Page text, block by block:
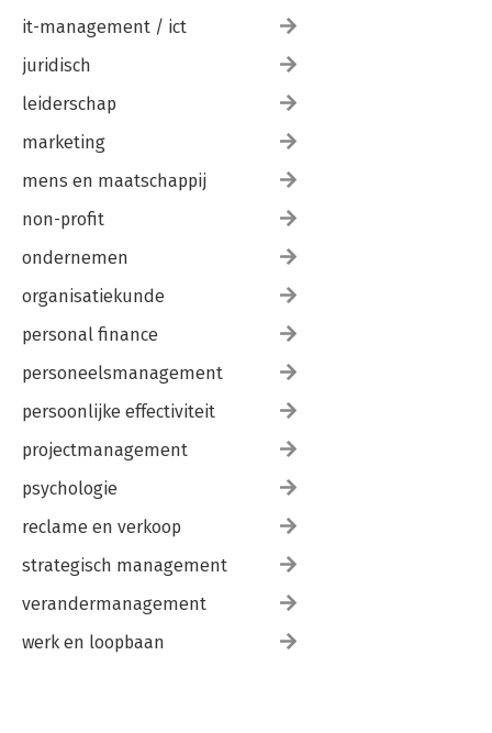
it-management / ict
juridisch
leiderschap
marketing
mens en maatschappij
non-profit
ondernemen
organisatiekunde
personal finance
personeelsmanagement
persoonlijke effectiviteit
projectmanagement
psychologie
reclame en verkoop
strategisch management
verandermanagement
werk en loopbaan